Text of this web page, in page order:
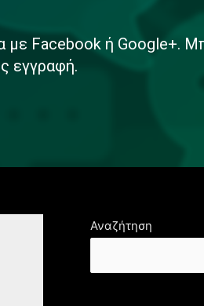
με Facebook ή Google+.
εγγραφή.
Αναζήτηση